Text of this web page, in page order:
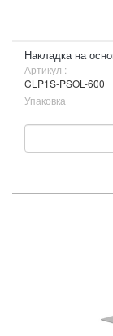
Накладка на
Артикул :
CLP1S-PSOL-600
Упаковка